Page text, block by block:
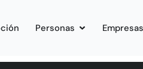
Personas Empresas